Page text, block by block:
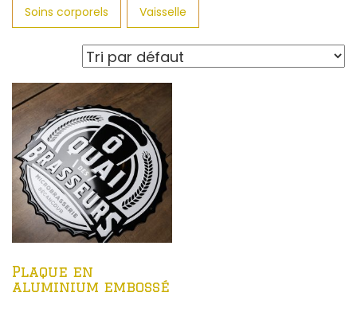
Soins corporels Vaisselle
Plaque en
aluminium embossé